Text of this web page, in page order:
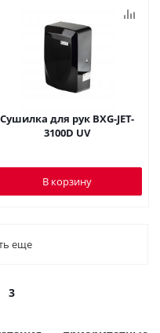
Сушилка для рук BXG-JET-
3100D UV
В корзину
еще
3